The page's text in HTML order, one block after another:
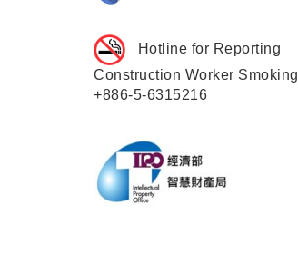
Hotline for Reporting
Construction Worker Smoking
+886-5-6315216